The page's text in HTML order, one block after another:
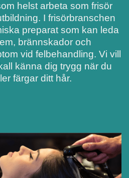
helst arbeta som frisör
I frisörbranschen
preparat som kan leda
brännskador och
vid felbehandling. Vi vill
känna dig trygg när du
färgar ditt hår.